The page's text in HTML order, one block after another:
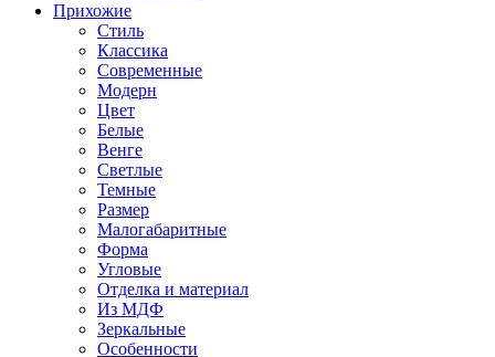
Прихожие
Стиль
Классика
Современные
Модерн
Цвет
Белые
Венге
Светлые
Темные
Размер
Малогабаритные
Форма
Угловые
Отделка и материал
Из МДФ
Зеркальные
Особенности